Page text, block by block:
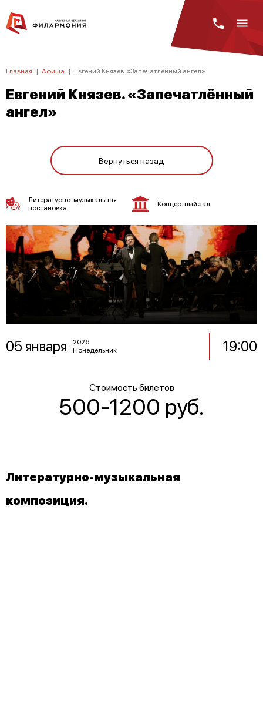
Главная | Афиша | Евгений Князев. «Запечатлённый ангел»
Евгений Князев. «Запечатлённый
ангел»
Вернуться назад
05 января
2026
Понедельник
19:00
Стоимость билетов
500-1200 руб.
Литературно-музыкальная
постановка
Концертный зал
Литературно-музыкальная
композиция.